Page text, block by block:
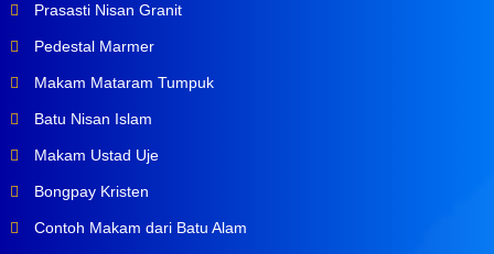
Prasasti Nisan Granit
Pedestal Marmer
Makam Mataram Tumpuk
Batu Nisan Islam
Makam Ustad Uje
Bongpay Kristen
Contoh Makam dari Batu Alam